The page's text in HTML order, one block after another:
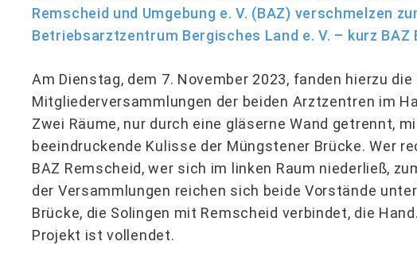
Remscheid und Umgebung e. V. (BAZ) verschmelzen
Betriebsarztzentrum Bergisches Land e. V. – kurz BAZ
Am Dienstag, dem 7. November 2023, fanden hierzu
Mitgliederversammlungen der beiden Arztzentren im
Zwei Räume, nur durch eine gläserne Wand getrennt,
beeindruckende Kulisse der Müngstener Brücke. Wer
BAZ Remscheid, wer sich im linken Raum niederließ,
der Versammlungen reichen sich beide Vorstände
Brücke, die Solingen mit Remscheid verbindet, die
Projekt ist vollendet.